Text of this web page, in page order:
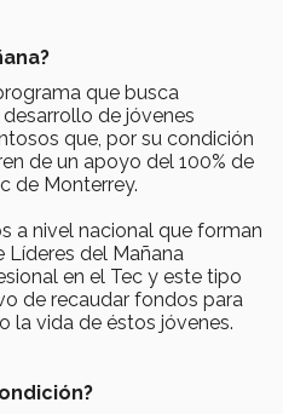
que busca
de jóvenes
que, por su condición
de un apoyo del 100% de
de Monterrey.
a nivel nacional que forman
Líderes del Mañana
en el Tec y este tipo
de recaudar fondos para
la vida de éstos jóvenes.